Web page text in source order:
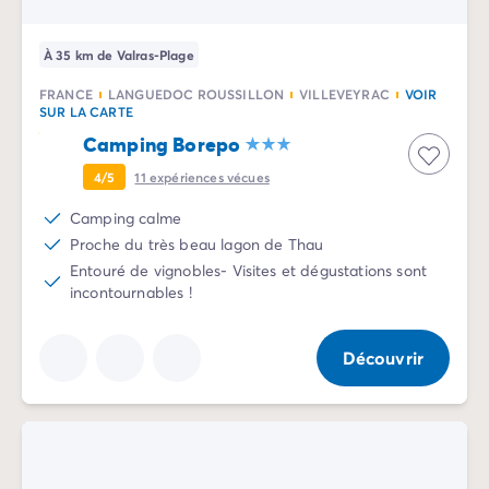
À 35 km de Valras-Plage
FRANCE LANGUEDOC ROUSSILLON VILLEVEYRAC
VOIR
SUR LA CARTE
Camping Borepo
4/5 11 expériences vécues
Camping calme
Proche du très beau lagon de Thau
Entouré de vignobles- Visites et dégustations sont
incontournables !
Découvrir